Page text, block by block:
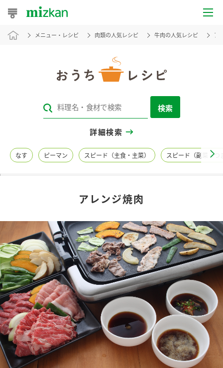
おうちレシピ
レシピカテゴリ一覧
レシピ名特集
商品カテゴリ
酢 調味酢
お酢ドリンク ぽん酢
みりん風・料理酒 鍋用調味料
新商品一覧
キャンペーン情報
ブランド・スペシャルサイト
ブランド・スペシャルサイト トップ
商品ブランドサイト
Fibee（ファイビー）
企業情報
メニュー・レシピ 肉類の人気レシピ 牛肉の人気レシピ ア
検索
詳細検索
なす ピーマン スピード（主食・主菜） スピード（副菜・つ
アレンジ焼肉